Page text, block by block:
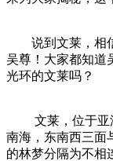
说到文莱，相信
吴尊！大家都知道
光环的文莱吗？
文莱，位于亚洲
南海，东南西三面
的林梦分隔为不相